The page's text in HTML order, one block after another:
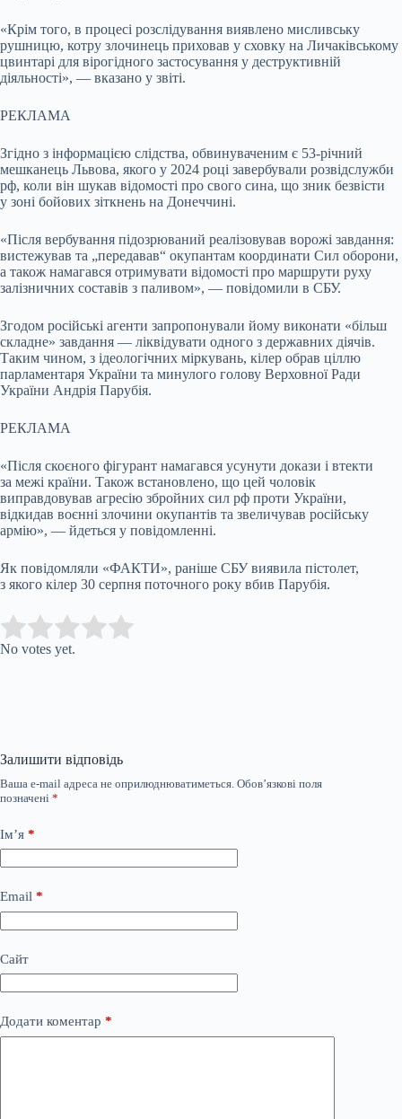
«Крім того, в процесі розслідування виявлено мисливську
рушницю, котру злочинець приховав у сховку на Личаківському
цвинтарі для вірогідного застосування у деструктивній
діяльності», — вказано у звіті.
РЕКЛАМА
Згідно з інформацією слідства, обвинуваченим є 53-річний
мешканець Львова, якого у 2024 році завербували розвідслужби
рф, коли він шукав відомості про свого сина, що зник безвісти
у зоні бойових зіткнень на Донеччині.
«Після вербування підозрюваний реалізовував ворожі завдання:
вистежував та „передавав“ окупантам координати Сил оборони,
а також намагався отримувати відомості про маршрути руху
залізничних составів з паливом», — повідомили в СБУ.
Згодом російські агенти запропонували йому виконати «більш
складне» завдання — ліквідувати одного з державних діячів.
Таким чином, з ідеологічних міркувань, кілер обрав ціллю
парламентаря України та минулого голову Верховної Ради
України Андрія Парубія.
РЕКЛАМА
«Після скоєного фігурант намагався усунути докази і втекти
за межі країни. Також встановлено, що цей чоловік
виправдовував агресію збройних сил рф проти України,
відкидав воєнні злочини окупантів та звеличував російську
армію», — йдеться у повідомленні.
Як повідомляли «ФАКТИ», раніше СБУ виявила пістолет,
з якого кілер 30 серпня поточного року вбив Парубія.
Rate this item:
No votes yet.
Залишити відповідь
Ваша e-mail адреса не оприлюднюватиметься. Обов’язкові поля
позначені *
Ім’я *
Email *
Сайт
Додати коментар *